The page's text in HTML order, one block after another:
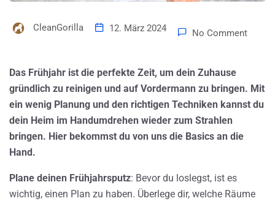
CleanGorilla 12. März 2024 No Comment
Das Frühjahr ist die perfekte Zeit, um dein Zuhause
gründlich zu reinigen und auf Vordermann zu bringen. Mit
ein wenig Planung und den richtigen Techniken kannst du
dein Heim im Handumdrehen wieder zum Strahlen
bringen. Hier bekommst du von uns die Basics an die
Hand.
Plane deinen Frühjahrsputz: Bevor du loslegst, ist es
wichtig, einen Plan zu haben. Überlege dir, welche Räume